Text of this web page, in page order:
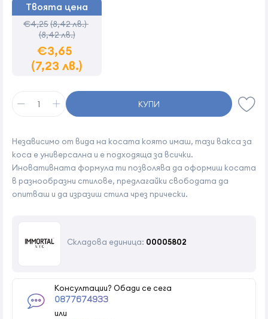
Независимо от вида на косата която имаш, тази вакса за
коса е универсална и е подходяща за всички.
Иновативната формула ти позволява да оформиш косата
в разнообразни стилове, предлагайки свободата да
опитваш и да изразиш стила чрез прически.
Складова единица: 00005802
Консултации? Обади се сега
0877674933
или
Твоята цена
€4,25(8,42 лв.)
(8,42 лв.)
€3,65
(7,23 лв.)
КУПИ